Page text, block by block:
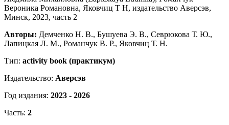
Авторы: Демченко Н. В., Бушуева Э. В., Севрюкова Т. Ю.,
Лапицкая Л. М., Романчук В. Р., Яковчиц Т. Н.
Тип: activity book (практикум)
Издательство: Аверсэв
Год издания: 2023 - 2026
Часть: 2